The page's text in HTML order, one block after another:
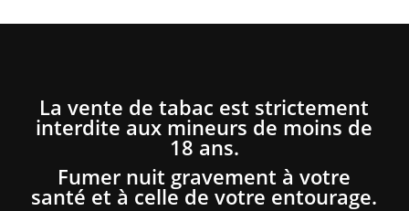
La vente de tabac est strictement
interdite aux mineurs de moins de
18 ans.
Fumer nuit gravement à votre
santé et à celle de votre entourage.